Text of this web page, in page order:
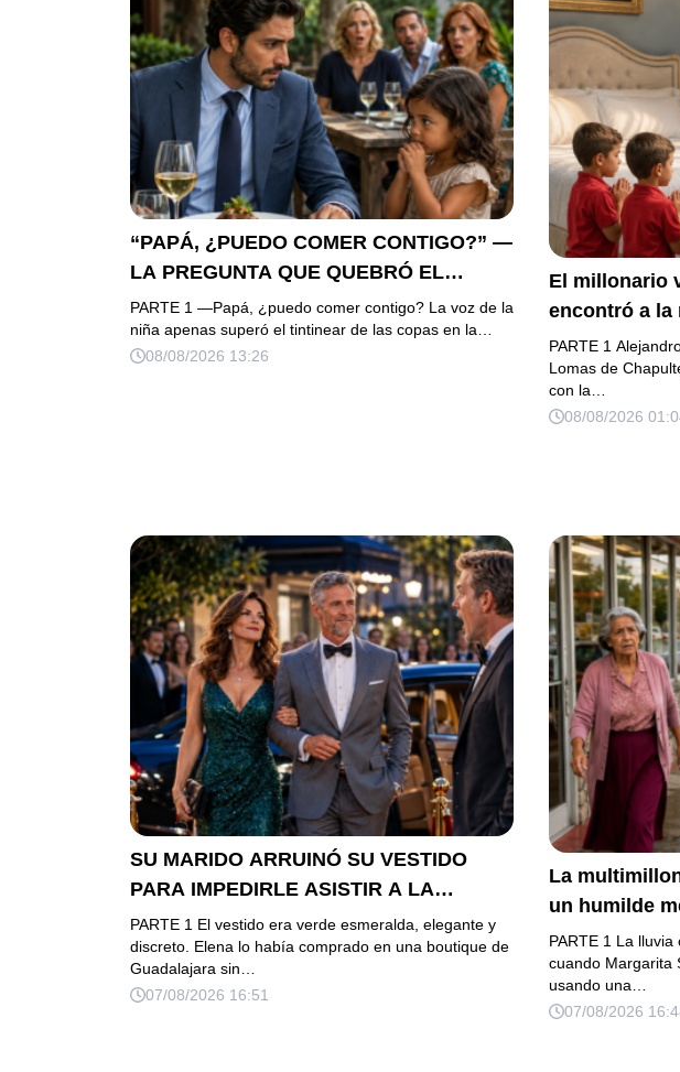
“PAPÁ, ¿PUEDO COMER CONTIGO?” —
LA PREGUNTA QUE QUEBRÓ EL
ORGULLO DE UN MILLONARIO
PARTE 1 —Papá, ¿puedo comer contigo? La voz de la
niña apenas superó el tintinear de las copas en la…
08/08/2026 13:26
El millonario
encontró a la
cambió para
PARTE 1
Lomas de
con la…
08/08/2026
SU MARIDO ARRUINÓ SU VESTIDO
PARA IMPEDIRLE ASISTIR A LA
GALA… PERO ELLA LLEGÓ EN
LIMUSINA COMO INVITADA DE HONOR
DEL DUEÑO DE LA EMPRESA
PARTE 1 El vestido era verde esmeralda, elegante y
discreto. Elena lo había comprado en una boutique de
Guadalajara sin…
07/08/2026 16:51
La
un humilde
hermanito
escándalo
PARTE 1 La
cuando Margarita
usando una…
07/08/2026